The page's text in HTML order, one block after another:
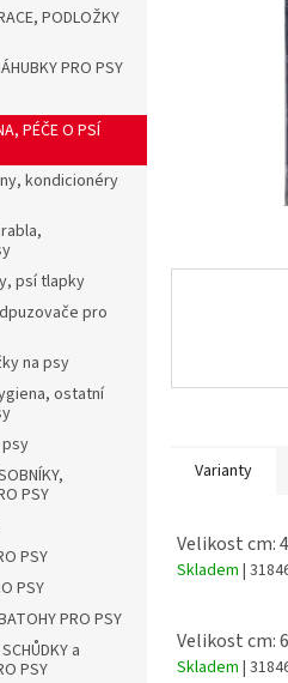
PODLOŽKY
PRO PSY
PÉČE O PSÍ
kondicionéry
psí tlapky
pro
na psy
ostatní
PSY
PSY
PSY
PRO PSY
a
PSY
Varianty
Velikost cm:
Skladem |
Velikost cm:
Skladem |